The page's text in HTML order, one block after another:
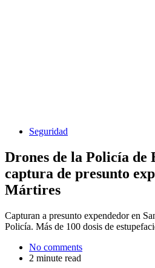
Seguridad
Drones de la Policía de
captura de presunto
Mártires
Capturan a presunto expendedor en
Policía. Más de 100 dosis de
No comments
2 minute read